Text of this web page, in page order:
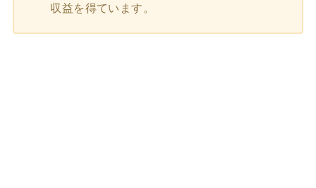
収益を得ています。